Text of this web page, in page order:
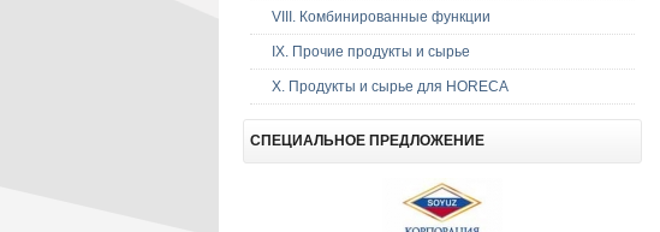
VIII. Комбинированные функции
IX. Прочие продукты и сырье
Х. Продукты и сырье для HORECA
СПЕЦИАЛЬНОЕ ПРЕДЛОЖЕНИЕ